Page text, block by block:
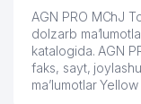
AGN PRO MChJ
dolzarb
katalogida. AGN
faks, sayt,
ma’lumotlar